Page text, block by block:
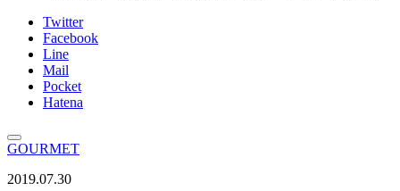
Twitter
Facebook
Line
Mail
Pocket
Hatena
GOURMET
2019.07.30